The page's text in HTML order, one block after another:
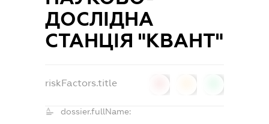
ДОСЛІДНА
СТАНЦІЯ "КВАНТ"
riskFactors.title
dossier.fullName: